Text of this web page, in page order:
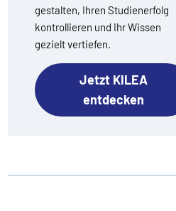
gestalten, Ihren Studienerfolg
kontrollieren und Ihr Wissen
gezielt vertiefen.
Jetzt KILEA
entdecken